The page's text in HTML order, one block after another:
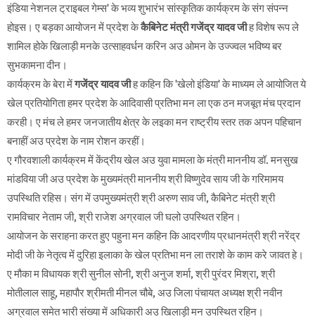
इंडिया नेशनल ट्राइबल गेम्स' के भव्य शुभारंभ सांस्कृतिक कार्यक्रम के संग संपन्न
होइस। ए बड़का आयोजन में प्रदेश केकैबिनेट मंत्री गजेंद्र यादव जीह विशेष रूप ले
शामिल होके खिलाड़ी मनके उत्साहवर्धन करिन अउ ओमन के उज्ज्वल भविष्य बर
सुभकामना दीन।
​कार्यक्रम के बेरा मेंगजेंद्र यादव जीह कहिन कि 'खेलो इंडिया' के माध्यम ले आयोजित ये
खेल प्रतियोगिता हमर प्रदेश के आदिवासी प्रतिभा मन ला एक ठन मजबूत मंच प्रदान
करही। ए मंच ले हमर जनजातीय क्षेत्र के लइका मन राष्ट्रीय स्तर तक अपन पहिचान
बनाहीं अउ प्रदेश के नाम रोशन करहीं।
​ए गौरवशाली कार्यक्रम में केंद्रीय खेल अउ युवा मामला के मंत्री माननीय डॉ. मनसुख
मांडविया जी अउ प्रदेश के मुख्यमंत्री माननीय श्री विष्णुदेव साय जी के गरिमामय
उपस्थिति रहिस। संग में उपमुख्यमंत्री श्री अरुण साव जी, कैबिनेट मंत्री श्री
रामविचार नेताम जी, श्री राजेश अग्रवाल जी घलो उपस्थित रहिन।
​आयोजन के सराहना करत हुए पहुना मन कहिन कि आदरणीय प्रधानमंत्री श्री नरेंद्र
मोदी जी के नेतृत्व में दुरिहा इलाका के खेल प्रतिभा मन ला तराशे के काम करे जावत हे।
ए मौका म विधायक श्री सुनील सोनी, श्री अनुज शर्मा, श्री पुरंदर मिश्रा, श्री
मोतीलाल साहू, महापौर श्रीमती मीनल चौबे, अउ जिला पंचायत अध्यक्ष श्री नवीन
अग्रवाल समेत भारी संख्या में अधिकारी अउ खिलाड़ी मन उपस्थित रहिन।